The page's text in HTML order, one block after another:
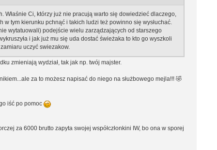
Właśnie Ci, którzy już nie pracują warto się dowiedzieć dlaczego,
w tym kierunku pchnąć i takich ludzi też powinno się wysłuchać.
wytatuowali) podejście wielu zarządzających od starszego
i jak już mu się uda dostać świeżaka to kto go wyszkoli
uczyć swiezakow.
zmieniają wydział, tak jak np. twój majster.
za to możesz napisać do niego na służbowego mejla!!! 🤣
iść po pomoc
za 6000 brutto zapyta swojej współczłonkini IW, bo ona w sporej